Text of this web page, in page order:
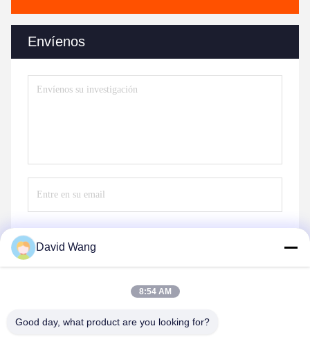
Envíenos
David Wang
8:54 AM
Good day, what product are you looking for?